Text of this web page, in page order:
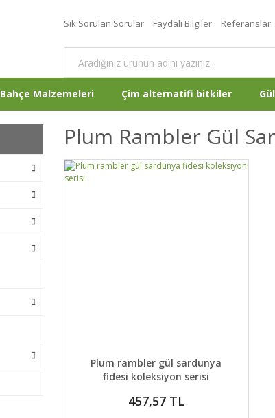
Sık Sorulan Sorular Faydalı Bilgiler Referanslar
Bahçe Malzemeleri Çim alternatifi bitkiler
Plum Rambler Gül
DETAYLAR SEPETE EKLE
Plum rambler gül sardunya
fidesi koleksiyon serisi
457,57 TL